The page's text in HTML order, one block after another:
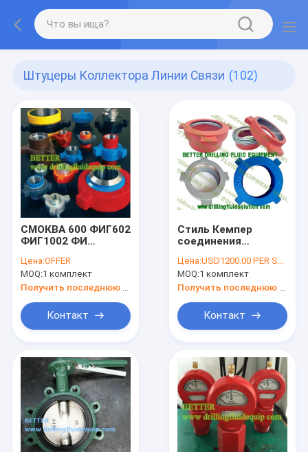
Штуцеры Коллектора Линии Связи (102)
СМОКВА 600 ФИГ602
ФИГ1002 ФИ
ФИГ400 ФИГ402
ФМК ВЭКО ФИГ50
ФИГ100 ФИГ200
ФИГ206 ФИГ207
Цена:OFFER
MOQ:1 комплект
Контакт
Стиль Кемпер
соединения
молотка
соединения танка
грязи
Цена:USD1200.00 PER SET
MOQ:1 комплект
Контакт